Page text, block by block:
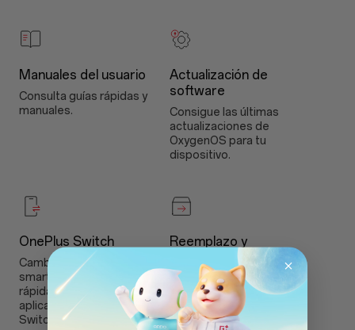
Manuales del usuario
Consulta guías rápidas y
manuales.
Actualización de
software
Consigue las últimas
actualizaciones de
OxygenOS para tu
dispositivo.
OnePlus Switch
Cambia a tu nuevo
smartphone OnePlus
rápidamente gracias a la
aplicación OnePlus
Switch.
Reemplazo y
Desiste del contrato
aquí